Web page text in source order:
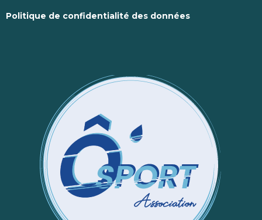
Politique de confidentialité des données